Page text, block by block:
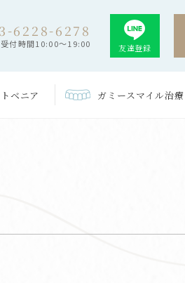
6228-6278
受付時間10:00～19:00 友達登録
ベニア ガミースマイル治療